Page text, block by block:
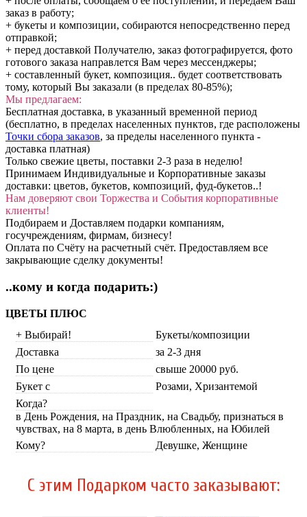
заказ в работу;
+ букеты и композиции, собираются непосредственно перед
отправкой;
+ перед доставкой Получателю, заказ фотографируется, фото
готового заказа направлется Вам через мессенджеры;
+ составленный букет, композиция.. будет соответствовать
тому, который Вы заказали (в пределах 80-85%);
Мы предлагаем:
Бесплатная доставка, в указанный временной период
(бесплатно, в пределах населенных пунктов, где расположены
Точки сбора заказов, за пределы населенного пункта -
доставка платная)
Только свежие цветы, поставки 2-3 раза в неделю!
Принимаем Индивидуальные и Корпоративные заказы
доставки: цветов, букетов, композиций, фуд-букетов..!
Нам доверяют свои Торжества и События корпоративные
клиенты!
Подбираем и Доставляем подарки компаниям,
госучреждениям, фирмам, бизнесу!
Оплата по Счёту на расчетный счёт. Предоставляем все
закрывающие сделку документы!
..кому и когда подарить:)
ЦВЕТЫ ПЛЮС
+ Выбирай!
Букеты/композиции
Доставка
за 2-3 дня
По цене
свыше 20000 руб.
Букет с
Розами, Хризантемой
Когда?
в День Рождения, на Праздник, на Свадьбу, признаться в
чувствах, на 8 марта, в день Влюбленных, на Юбилей
Кому?
Девушке, Женщине
C этим Подарком часто заказывают: